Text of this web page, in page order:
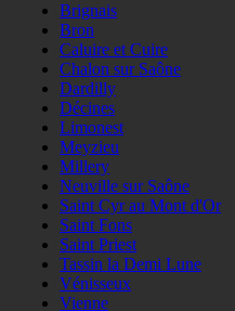
Brignais
Bron
Caluire et Cuire
Chalon sur Saône
Dardilly
Décines
Limonest
Meyzieu
Millery
Neuville sur Saône
Saint Cyr au Mont d'Or
Saint Fons
Saint Priest
Tassin la Demi Lune
Vénisseux
Vienne